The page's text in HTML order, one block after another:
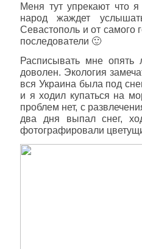
Меня тут упрекают что
народ жаждет
Севастополь и от самого
последователи 🙂
Расписывать мне опять
доволен. Экология
вся Украина была под
и я ходил купаться на
проблем нет, с
два дня выпал снег,
фотографировали